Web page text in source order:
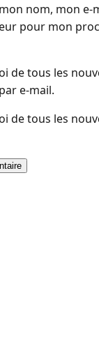
nom, mon e-
pour mon
de tous les
e-mail.
de tous les